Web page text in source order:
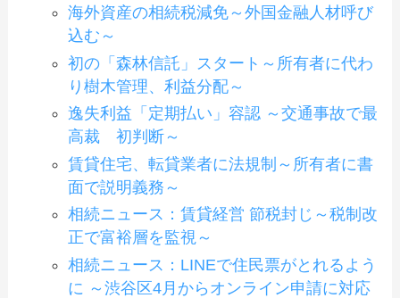
海外資産の相続税減免～外国金融人材呼び
込む～
初の「森林信託」スタート～所有者に代わ
り樹木管理、利益分配～
逸失利益「定期払い」容認 ～交通事故で最
高裁 初判断～
賃貸住宅、転貸業者に法規制～所有者に書
面で説明義務～
相続ニュース：賃貸経営 節税封じ～税制改
正で富裕層を監視～
相続ニュース：LINEで住民票がとれるよう
に ～渋谷区4月からオンライン申請に対応